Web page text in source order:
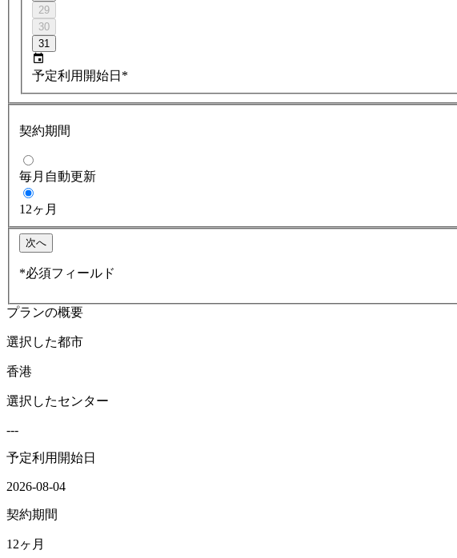
29
30
31
予定利用開始日*
契約期間
毎月自動更新
12ヶ月
次へ
*必須フィールド
プランの概要
選択した都市
香港
選択したセンター
---
予定利用開始日
2026-08-04
契約期間
12ヶ月